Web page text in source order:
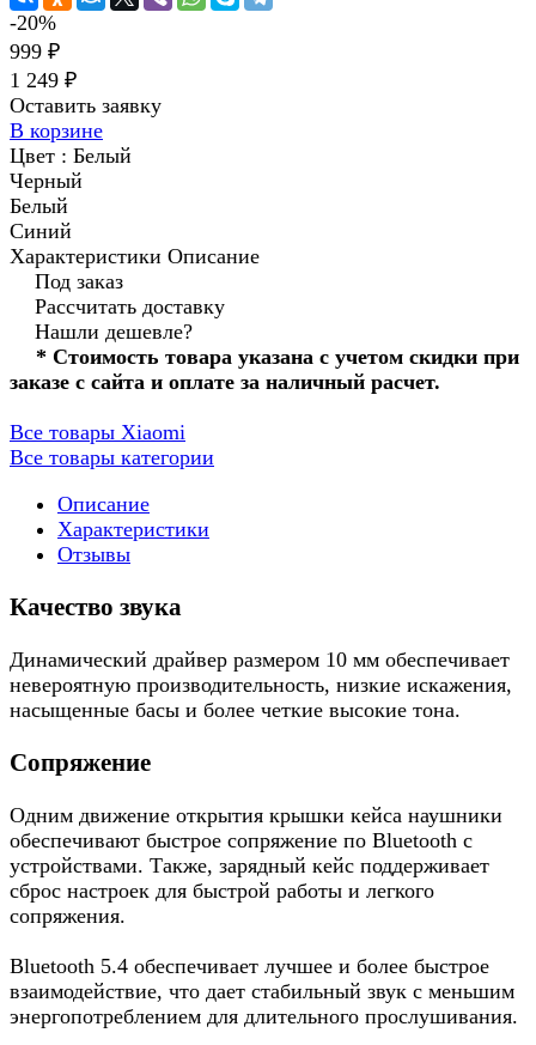
-20%
999 ₽
1 249 ₽
Оставить заявку
В корзине
Цвет : Белый
Черный
Белый
Синий
Характеристики Описание
Под заказ
Рассчитать доставку
Нашли дешевле?
* Стоимость товара указана с учетом скидки при
заказе с сайта и оплате за наличный расчет.
Все товары Xiaomi
Все товары категории
Описание
Характеристики
Отзывы
Качество звука
Динамический драйвер размером 10 мм обеспечивает
невероятную производительность, низкие искажения,
насыщенные басы и более четкие высокие тона.
Сопряжение
Одним движение открытия крышки кейса наушники
обеспечивают быстрое сопряжение по Bluetooth с
устройствами. Также, зарядный кейс поддерживает
сброс настроек для быстрой работы и легкого
сопряжения.
Bluetooth 5.4 обеспечивает лучшее и более быстрое
взаимодействие, что дает стабильный звук с меньшим
энергопотреблением для длительного прослушивания.